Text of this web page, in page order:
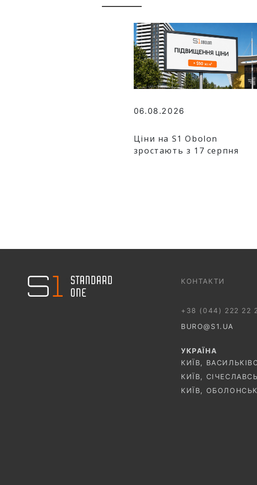
06.08.2026
Ціни на S1 Obolon
зростають з 17 серпня
044 499 22 25 КОНТАКТИ
+38 (044) 222 22
BURO@S1.UA
УКРАЇНА
КИЇВ,
КИЇВ,
КИЇВ,